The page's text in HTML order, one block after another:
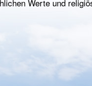
Werte und